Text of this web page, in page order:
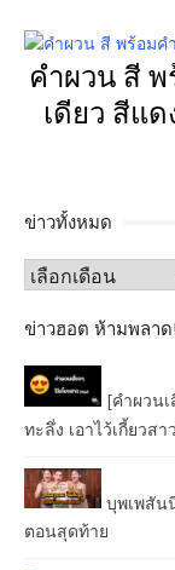
คำผวน สี
เดียว สีแ
ข่าวทั้งหมด
ข่าว
ข่าวฮอต ห้ามพลา
[คำผวน
ทะลึ่ง เอาไว้เกี้ยวส
บุพเพสัน
ตอนสุดท้าย